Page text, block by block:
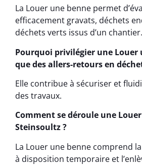
La Louer une benne permet
efficacement gravats, déchets
déchets verts issus d’un chantier.
Pourquoi privilégier une
que des allers-retours en
Elle contribue à sécuriser et
des travaux.
Comment se déroule une
Steinsoultz ?
La Louer une benne comprend
à disposition temporaire et